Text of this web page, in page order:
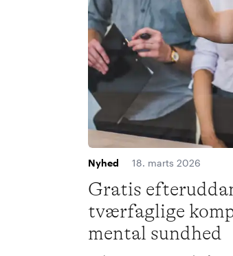
Nyhed 18. marts 2026
Gratis
tværfaglige
mental sundhed